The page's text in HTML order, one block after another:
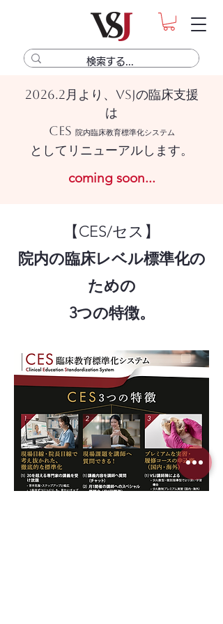
2026.2月より、VSJの臨床支援
は
CES 院内臨床教育標準化システム
としてリニューアルします。
coming soon...
​【CES/セス】
院内の臨床レベル標準化の
ための
3つの特徴。